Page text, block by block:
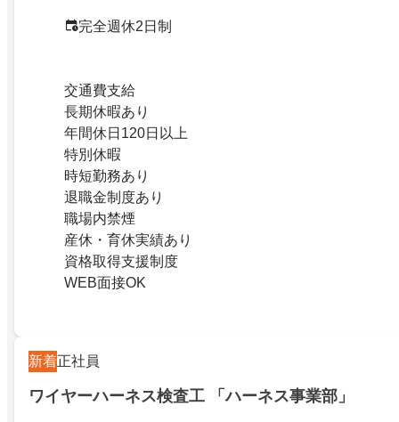
完全週休2日制
交通費支給
長期休暇あり
年間休日120日以上
特別休暇
時短勤務あり
退職金制度あり
職場内禁煙
産休・育休実績あり
資格取得支援制度
WEB面接OK
新着正社員
ワイヤーハーネス検査工 「ハーネス事業部」